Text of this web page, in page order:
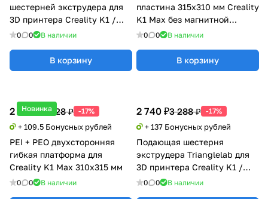
шестерней экструдера для
3D принтера Creality K1 /
K1C / K1 Max
0 0 В наличии
В корзину
пластина 315х310 мм Creality
K1 Max без магнитной
наклейки
0 0 В наличии
В корзину
Новинка
2 190 ₽2 628 ₽ -17%
+ 109.5 Бонусных рублей
PEI + PEO двухсторонняя
гибкая платформа для
Creality K1 Max 310x315 мм
0 0 В наличии
2 740 ₽3 288 ₽ -17%
+ 137 Бонусных рублей
Подающая шестерня
экструдера Trianglelab для
3D принтера Creality K1 /
K1C / K1 MAX
0 0 В наличии